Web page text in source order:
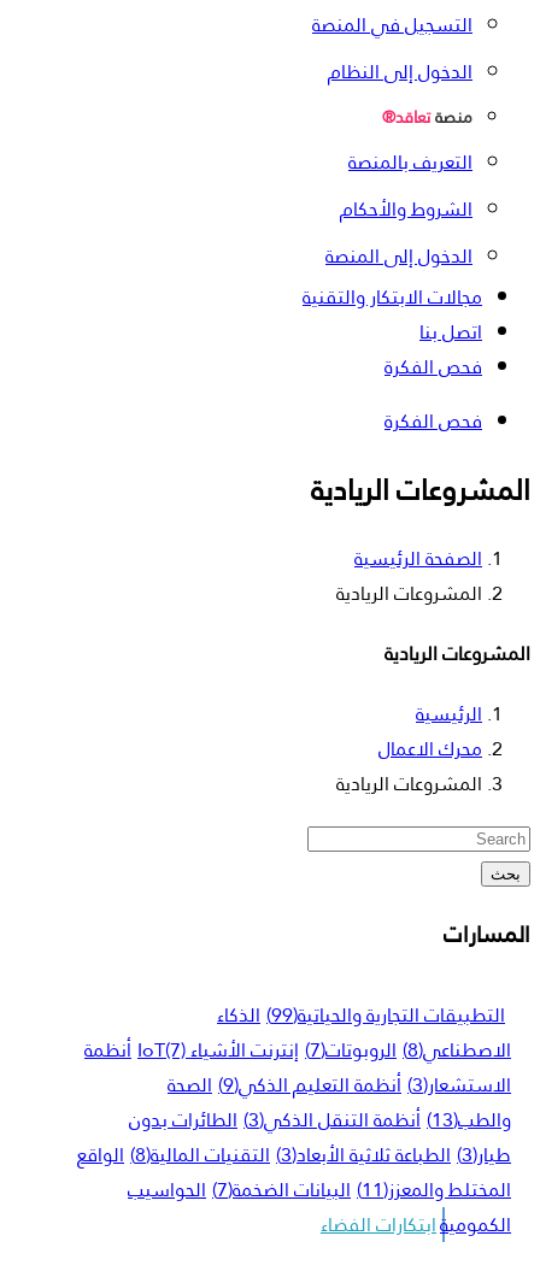
التسجيل في المنصة
الدخول إلى النظام
منصةتعاقد®
التعريف بالمنصة
الشروط والأحكام
الدخول إلى المنصة
مجالات الابتكار والتقنية
اتصل بنا
فحص الفكرة
فحص الفكرة
المشروعات الريادية
الصفحة الرئيسية
المشروعات الريادية
المشروعات الريادية
الرئيسية
محرك الاعمال
المشروعات الريادية
بحث
المسارات
التطبيقات التجارية والحياتية(99)
الذكاء
الاصطناعي(8) الروبوتات(7) إنترنت الأشياء IoT(7)
أنظمة
الاستشعار(3) أنظمة التعليم الذكي(9)
الصحة
والطب(13) أنظمة التنقل الذكي(3)
الطائرات بدون
طيار(3) الطباعة ثلاثية الأبعاد(3) التقنيات المالية(8)
الواقع
المختلط والمعزز(11) البيانات الضخمة(7)
الحواسيب
الكموميةابتكارات الفضاء